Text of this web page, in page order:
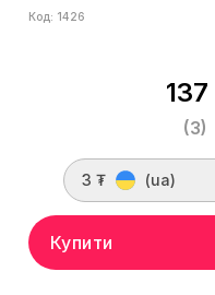
Код: 1426
137
(3)
3 ₮ (ua)
Купити